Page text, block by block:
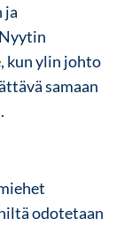
ja
kun ylin johto
samaan
odotetaan